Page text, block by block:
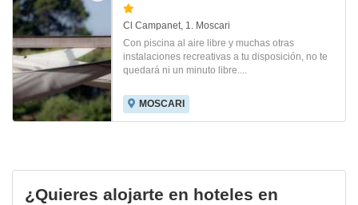
Cl Campanet, 1. Moscari
Con piscina al aire libre y muchas otras
instalaciones recreativas a tu disposición, no te
quedará ni un minuto libre....
MOSCARI
¿Quieres alojarte en hoteles en